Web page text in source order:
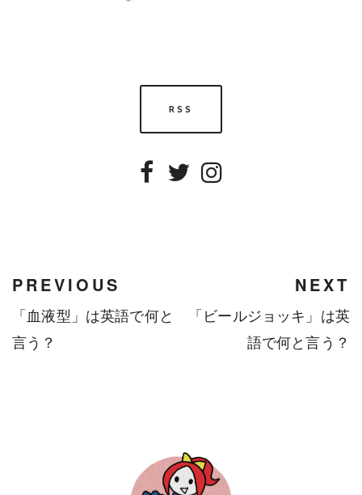
RSS
PREVIOUS
「血液型」は英語で何と
言う？
NEXT
「ビールジョッキ」は英
語で何と言う？